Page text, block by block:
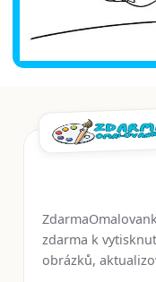
zdarma k
obrázků,